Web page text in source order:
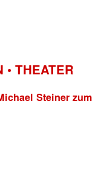
THEATER
Steiner zum